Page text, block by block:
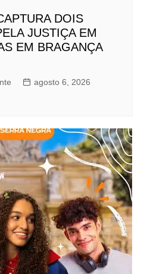
DOIS
JUSTIÇA EM
EM BRAGANÇA
agosto 6, 2026